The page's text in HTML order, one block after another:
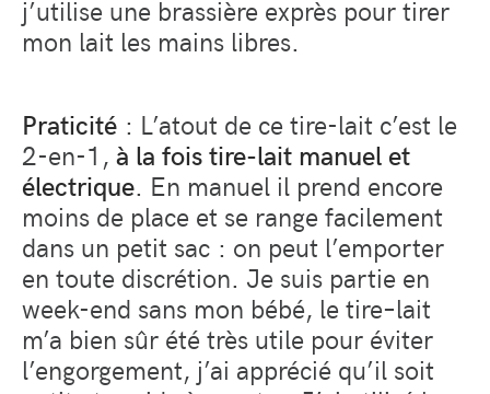
j’utilise une brassière exprès pour tirer
mon lait les mains libres.
Praticité : L’atout de ce tire-lait c’est le
2-en-1, à la fois tire-lait manuel et
électrique. En manuel il prend encore
moins de place et se range facilement
dans un petit sac : on peut l’emporter
en toute discrétion. Je suis partie en
week-end sans mon bébé, le tire–lait
m’a bien sûr été très utile pour éviter
l’engorgement, j’ai apprécié qu’il soit